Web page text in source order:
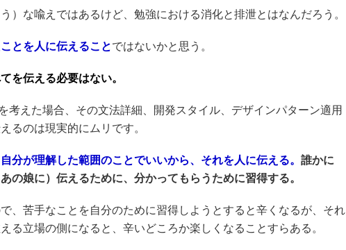
）な喩えではあるけど、勉強における消化と排泄とはなんだろう。
とを人に伝えることではないかと思う。
を伝える必要はない。
考えた場合、その文法詳細、開発スタイル、デザインパターン適用
るのは現実的にムリです。
自分が理解した範囲のことでいいから、 それを人に伝える。 誰かに
の娘に）伝えるために、分かってもらうために習得する。
、苦手なことを自分のために習得しようとすると辛くなるが、それ
る立場の側になると、辛いどころか楽しくなることすらある。